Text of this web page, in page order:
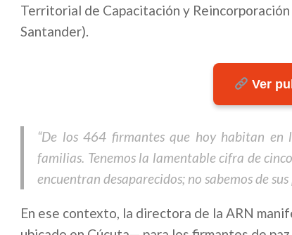
Territorial de Capacitación y
Santander).
Ver
“De los 464 firmantes que hoy habitan en
familias. Tenemos la lamentable cifra de
encuentran desaparecidos; no sabemos de
En ese contexto, la directora de la ARN